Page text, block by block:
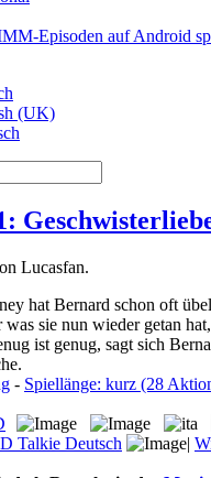
Episoden auf Android
Lucasfan.
hat Bernard schon oft
was sie nun wieder getan
ist genug, sagt sich
- Spiellänge: kurz (28
Talkie Deutsch |